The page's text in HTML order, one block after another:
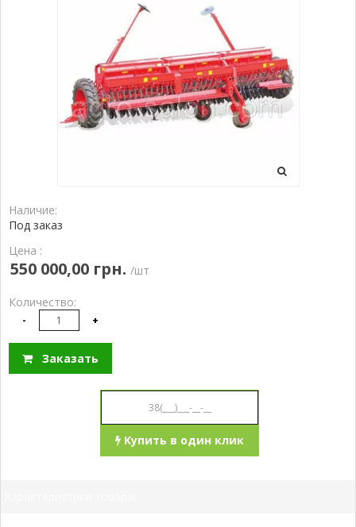
Наличие:
Под заказ
Цена :
550 000,00 грн. /шт
Количество:
- +
Заказать
Купить в один клик